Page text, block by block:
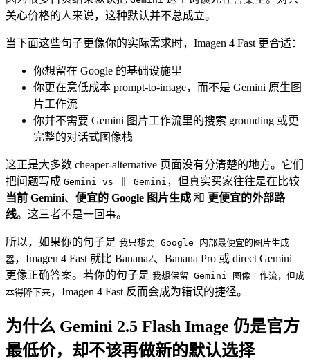
关心价格的人来说，这种默认并不总成立。
当下面这些句子更像你的实际需求时，Imagen 4 Fast 更合适：
你想留在 Google 的基础设施里
你更在意低成本 prompt-to-image，而不是 Gemini 原生图
片工作流
你并不需要 Gemini 图片工作流里的搜索 grounding 或更
完整的对话式图像栈
这正是大多数 cheaper-alternative 页面没有分清楚的地方。它们
把问题写成 Gemini vs 非 Gemini ，但真实买家往往是在比较
当前 Gemini、 便宜的 Google 图片生成 和 更便宜的外部路
线。这三者不是一回事。
所以，如果你的句子是 我只想要 Google 内部最便宜的图片生成
器，Imagen 4 Fast 就比 Banana2、Banana Pro 或 direct Gemini
更像正确答案。若你的句子是 我想保留 Gemini 图像工作流，但成
本得降下来，Imagen 4 Fast 反而会成为错误的捷径。
为什么 Gemini 2.5 Flash Image 仍是官方
最低价，却不该再做新的默认选择